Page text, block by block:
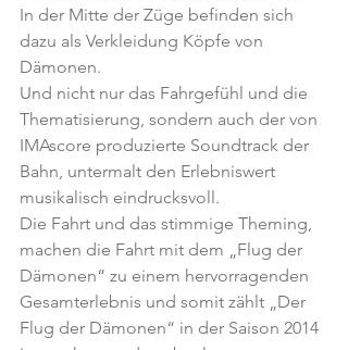
In der Mitte der Züge befinden sich
dazu als Verkleidung Köpfe von
Dämonen.
Und nicht nur das Fahrgefühl und die
Thematisierung, sondern auch der von
IMAscore produzierte Soundtrack der
Bahn, untermalt den Erlebniswert
musikalisch eindrucksvoll.
Die Fahrt und das stimmige Theming,
machen die Fahrt mit dem „Flug der
Dämonen“ zu einem hervorragenden
Gesamterlebnis und somit zählt „Der
Flug der Dämonen“ in der Saison 2014